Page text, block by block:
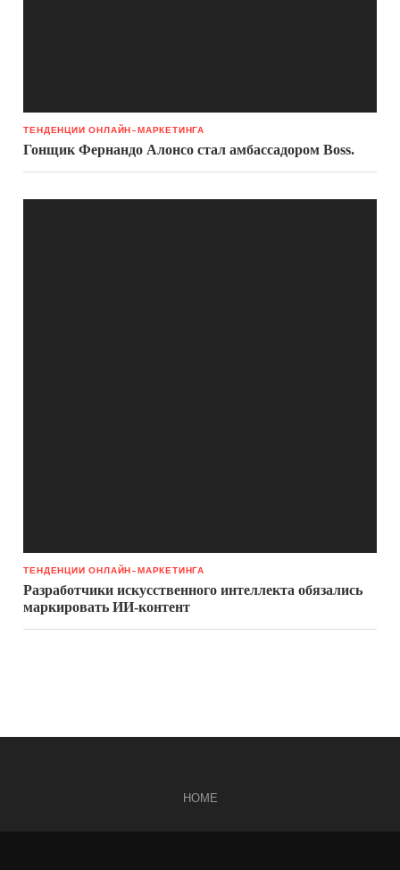
ТЕНДЕНЦИИ ОНЛАЙН-МАРКЕТИНГА
Гонщик Фернандо Алонсо стал амбассадором Boss.
ТЕНДЕНЦИИ ОНЛАЙН-МАРКЕТИНГА
Разработчики искусственного интеллекта обязались
маркировать ИИ-контент
HOME